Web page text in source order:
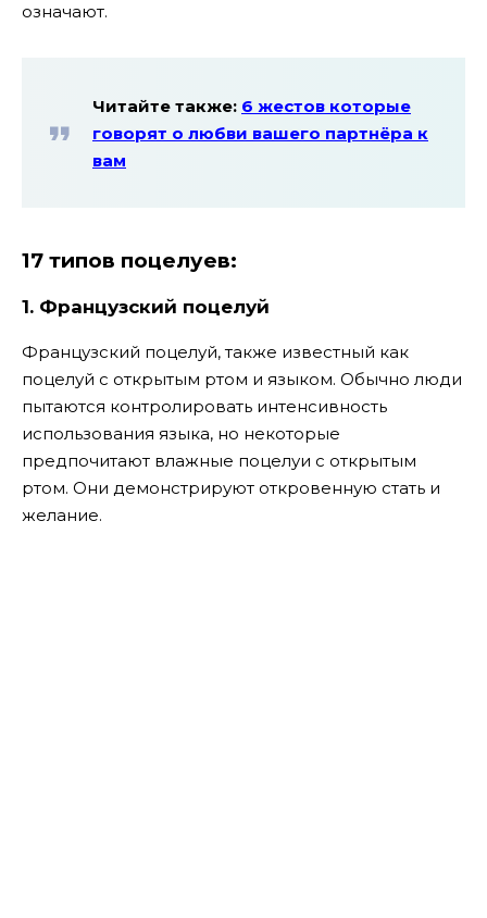
означают.
Читайте также: 6 жестов которые
говорят о любви вашего партнёра к
вам
17 типов поцелуев:
1. Французский поцелуй
Французский поцелуй, также известный как
поцелуй с открытым ртом и языком. Обычно люди
пытаются контролировать интенсивность
использования языка, но некоторые
предпочитают влажные поцелуи с открытым
ртом. Они демонстрируют откровенную стать и
желание.